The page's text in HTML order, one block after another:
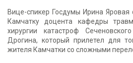
Вице-спикер Госдумы Ирина Яровая
Камчатку доцента кафедры
хирургии катастроф
Дрогина, который прилетел для
жителя Камчатки со сложными